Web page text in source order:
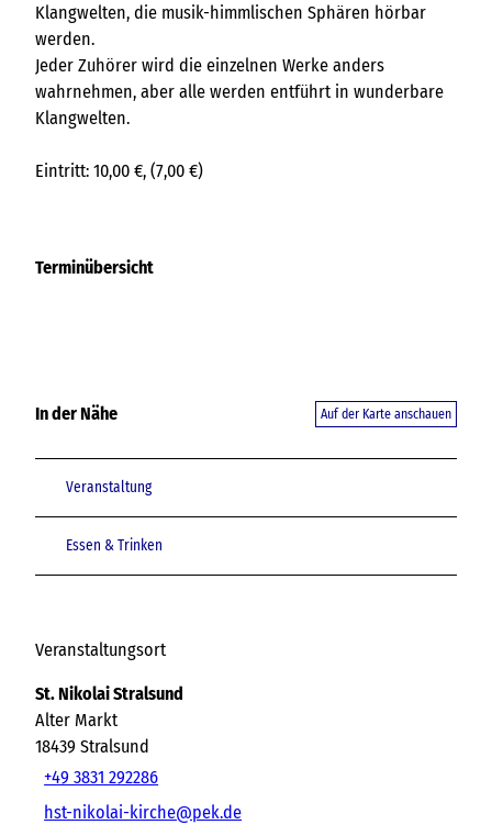
Klangwelten, die musik-himmlischen Sphären hörbar
werden.
Jeder Zuhörer wird die einzelnen Werke anders
wahrnehmen, aber alle werden entführt in wunderbare
Klangwelten.
Eintritt: 10,00 €, (7,00 €)
Terminübersicht
In der Nähe Auf der Karte anschauen
Veranstaltung
Essen & Trinken
Veranstaltungsort
St. Nikolai Stralsund
Alter Markt
18439 Stralsund
+49 3831 292286
hst-nikolai-kirche@pek.de